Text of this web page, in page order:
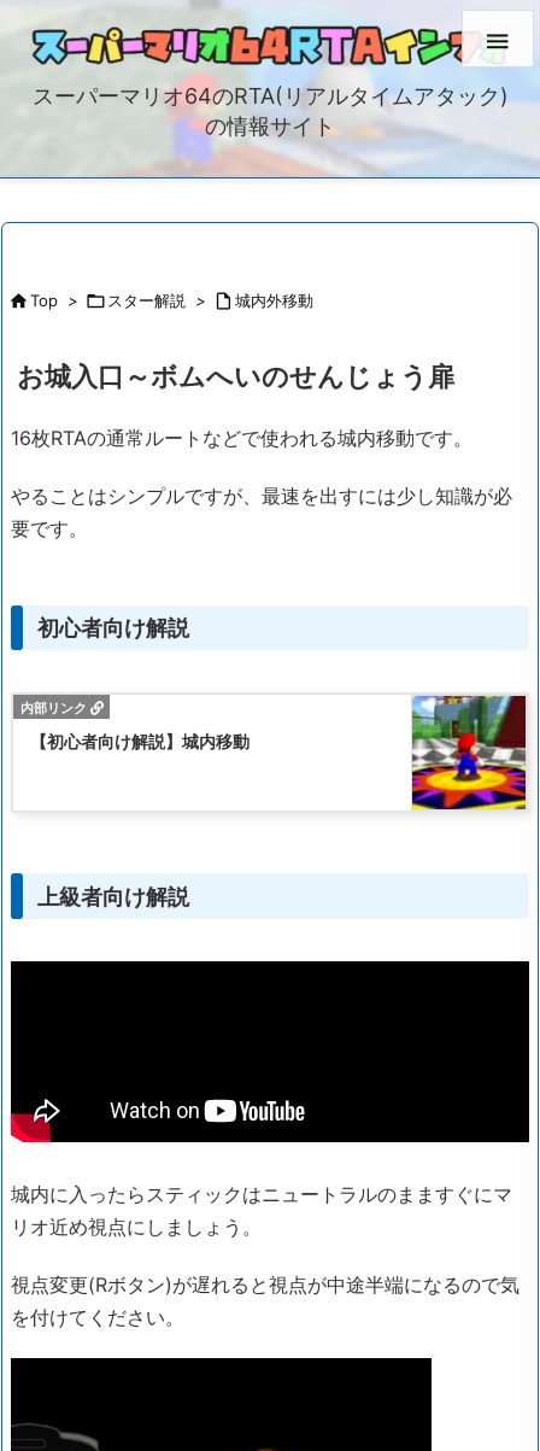
スーパーマリオ64のRTA(リアルタイムアタック)
の情報サイト

Top > スター解説 >  城内外移動
お城入口～ボムへいのせんじょう扉
16枚RTAの通常ルートなどで使われる城内移動です。
やることはシンプルですが、最速を出すには少し知識が必
要です。
初心者向け解説
【初心者向け解説】城内移動
上級者向け解説
城内に入ったらスティックはニュートラルのまますぐにマ
リオ近め視点にしましょう。
視点変更(Rボタン)が遅れると視点が中途半端になるので気
を付けてください。